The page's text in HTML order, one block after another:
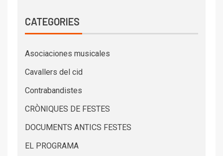
CATEGORIES
Asociaciones musicales
Cavallers del cid
Contrabandistes
CRÒNIQUES DE FESTES
DOCUMENTS ANTICS FESTES
EL PROGRAMA